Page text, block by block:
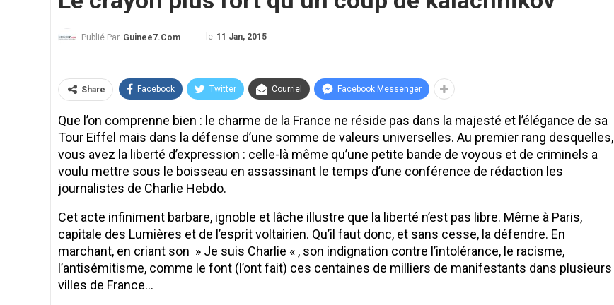
Publié Par Guinee7.com le 11 Jan, 2015
Share Facebook Twitter Courriel Facebook Messenger
Que l’on comprenne bien : le charme de la France ne réside pas dans la majesté et l’élégance de sa
Tour Eiffel mais dans la défense d’une somme de valeurs universelles. Au premier rang desquelles,
vous avez la liberté d’expression : celle-là même qu’une petite bande de voyous et de criminels a
voulu mettre sous le boisseau en assassinant le temps d’une conférence de rédaction les
journalistes de Charlie Hebdo.
Cet acte infiniment barbare, ignoble et lâche illustre que la liberté n’est pas libre. Même à Paris,
capitale des Lumières et de l’esprit voltairien. Qu’il faut donc, et sans cesse, la défendre. En
marchant, en criant son » Je suis Charlie « , son indignation contre l’intolérance, le racisme,
l’antisémitisme, comme le font (l’ont fait) ces centaines de milliers de manifestants dans plusieurs
villes de France…